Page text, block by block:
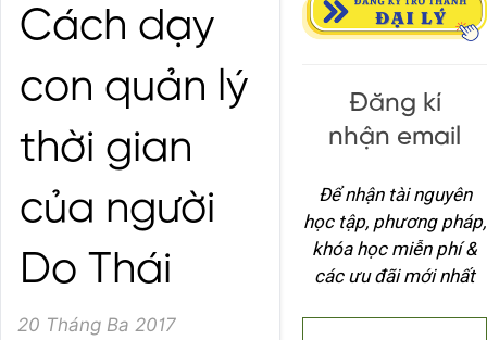
Cách dạy
con quản lý
thời gian
của người
Do Thái
20 Tháng Ba 2017
Đăng kí
nhận email
Để nhận tài nguyên
học tập, phương pháp,
khóa học miễn phí &
các ưu đãi mới nhất